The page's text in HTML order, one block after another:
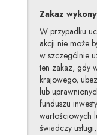
Zakaz
W przypadku
akcji nie może
w szczególnie
ten zakaz, gdy
krajowego,
lub
funduszu
wartościowych
świadczy